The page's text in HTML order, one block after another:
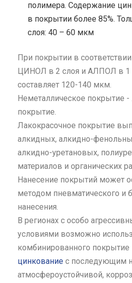
полимера. Содержание
в покрытии более 85%.
слоя: 40 – 60 мкм
При покрытии в соответствии
ЦИНОЛ в 2 слоя и АЛПОЛ в 1
составляет 120-140 мкм.
Неметаллическое покрытие -
покрытие.
Лакокрасочное покрытие
алкидных, алкидно-
алкидно-уретановых,
материалов и органических
Нанесение покрытий может
методом пневматического и
нанесения.
В регионах с особо
условиями возможно
комбинированного покрытие
цинкование с последующим
атмосфероустойчивой,